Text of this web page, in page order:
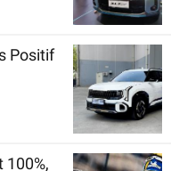
Positif
100%,